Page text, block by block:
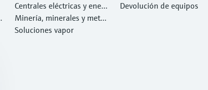
Centrales eléctricas y ener
gía
Minería, minerales y metal
es
Soluciones vapor
Devolución de equipos